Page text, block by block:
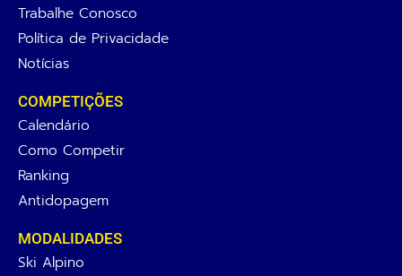
Trabalhe Conosco
Política de Privacidade
Notícias
COMPETIÇÕES
Calendário
Como Competir
Ranking
Antidopagem
MODALIDADES
Ski Alpino